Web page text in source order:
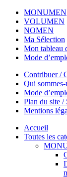
MONUMEN
VOLUMEN
NOMEN
Ma Sélection
Mon tableau
Mode
Contribuer /
Qui
Mode
Plan du site /
Mentions
Accueil
Toutes les